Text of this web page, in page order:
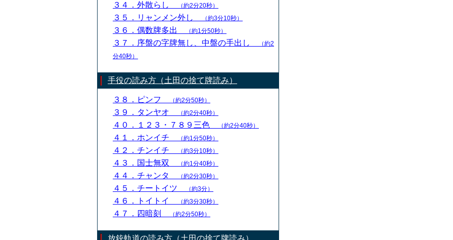
３４．外散らし （約2分20秒）
３５．リャンメン外し （約3分10秒）
３６．偶数牌多出 （約1分50秒）
３７．序盤の字牌無し、中盤の手出し
（約2
分40秒）
手役の読み方（土田の捨て牌読み）
３８．ピンフ （約2分50秒）
３９．タンヤオ （約2分40秒）
４０．１２３・７８９三色 （約2分40秒）
４１．ホンイチ （約1分50秒）
４２．チンイチ （約3分10秒）
４３．国士無双 （約1分40秒）
４４．チャンタ （約2分30秒）
４５．チートイツ （約3分）
４６．トイトイ （約3分30秒）
４７．四暗刻 （約2分50秒）